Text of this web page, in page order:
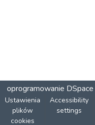
oprogramowanie DSpace
Ustawienia
plików
cookies
Accessibility
settings